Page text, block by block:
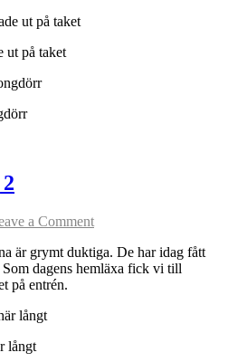
ut på taket
a Comment
är grymt duktiga. De har idag fått
dagens hemläxa fick vi till
på entrén.
långt